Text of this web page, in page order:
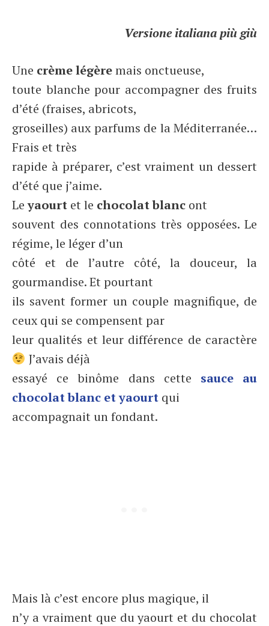
Versione italiana più giù
Une crème légèremais onctueuse,
toute blanche pour accompagner des fruits
d’été (fraises, abricots,
groseilles) aux parfums de la Méditerranée…
Frais et très
rapide à préparer, c’est vraiment un dessert
d’été que j’aime.
Leyaourt et le chocolat blanc ont
souvent des connotations très opposées. Le
régime, le léger d’un
côté et de l’autre côté, la douceur, la
gourmandise. Et pourtant
ils savent former un couple magnifique, de
ceux qui se compensent par
leur qualités et leur différence de caractère
J’avais déjà
essayé ce binôme dans cette sauce au
chocolat blanc et yaourt qui
accompagnait un fondant.
Mais là c’est encore plus magique, il
n’y a vraiment que du yaourt et du chocolat